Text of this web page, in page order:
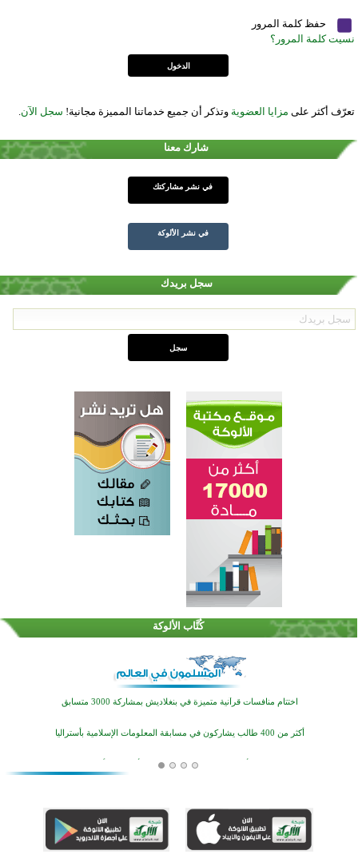
حفظ كلمة المرور
نسيت كلمة المرور؟
تعرّف أكثر على مزايا العضوية وتذكر أن جميع خدماتنا المميزة مجانية! سجل الآن.
شارك معنا
في نشر مشاركتك
في نشر الألوكة
سجل بريدك
كُتَّاب الألوكة
اختتام الدورة التاسعة لمسابقة حفظ وتلاوة القرآن الكريم في أزناكاييف
تيسليتش تختتم برنامجا تعليميا لتعزيز القيم وبناء الشخصية للشباب المسلمين
اختتام منافسات قرآنية متميزة في بنغلاديش بمشاركة 3000 متسابق
أكثر من 400 طالب يشاركون في مسابقة المعلومات الإسلامية بأستراليا
افتتاح تاريخي لأول مسجد في بلييفليا بالجبل الأسود منذ أكثر من قرن
أكبر مشروع إسلامي في ريف أستراليا يفتتح أبوابه بعد سنوات من العمل والعطاء